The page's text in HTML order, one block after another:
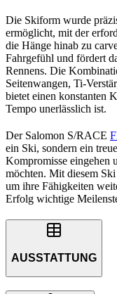
Die Skiform wurde
ermöglicht, mit der
die Hänge hinab zu
Fahrgefühl und fördert
Rennens. Die
Seitenwangen, Ti-
bietet einen konstanten
Tempo unerlässlich ist.
Der Salomon S/RACE
ein Ski, sondern ein
Kompromisse eingehen
möchten. Mit diesem
um ihre Fähigkeiten
Erfolg wichtige
AUSSTATTUNG